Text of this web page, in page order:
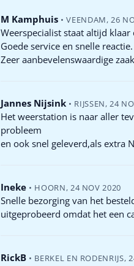
M Kamphuis • VEENDAM, 26
Weerspecialist staat altijd
Goede service en snelle reactie.
Zeer aanbevelenswaardige
Jannes Nijsink • RIJSSEN, 24
Het weerstation is naar aller
probleem
en ook snel geleverd,als extra
Ineke • HOORN, 24 NOV 2020
Snelle bezorging van het
uitgeprobeerd omdat het een
RickB • BERKEL EN RODENRIJS,